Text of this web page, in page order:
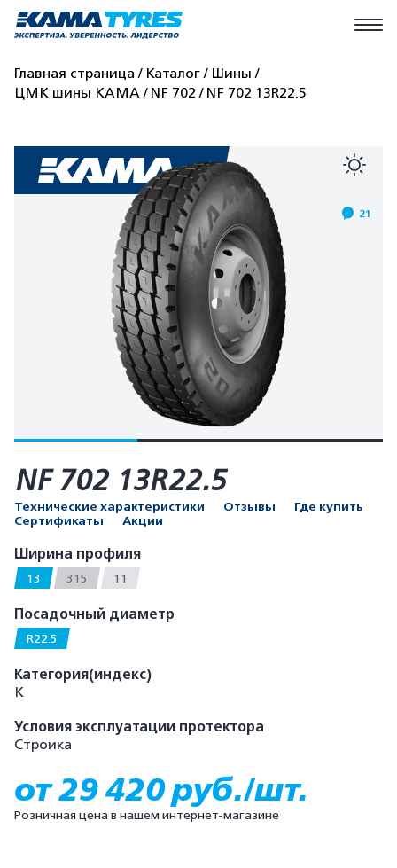
Главная страница Каталог
Шины
ЦМК шины КАМА
NF 702 NF 702 13R22.5
21
NF 702 13R22.5
Технические характеристики Отзывы
Где купить
Сертификаты
Акции
Ширина профиля
13 315 11
Посадочный диаметр
R22.5
Категория(индекс)
K
Условия эксплуатации протектора
Строика
от 29 420 руб./шт.
Розничная цена в нашем интернет-магазине